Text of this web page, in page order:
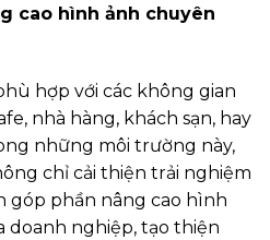
cao hình ảnh chuyên
hợp với các không gian
nhà hàng, khách sạn, hay
những môi trường này,
chỉ cải thiện trải nghiệm
góp phần nâng cao hình
doanh nghiệp, tạo thiện